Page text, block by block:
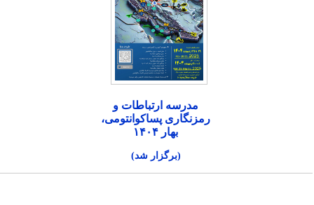
مدرسه ارتباطات و
رمزنگاری پساکوانتومی،
بهار ۱۴۰۴
(برگزار شد)